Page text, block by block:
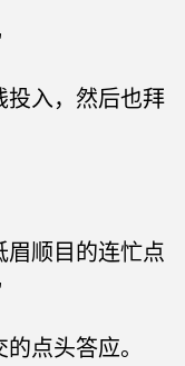
投入，然后也拜
眉顺目的连忙点
点头答应。